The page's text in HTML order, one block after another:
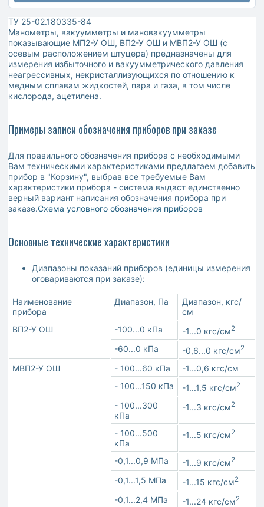
ТУ 25-02.180335-84
Манометры, вакуумметры и мановакуумметры
показывающие МП2-У ОШ, ВП2-У ОШ и МВП2-У ОШ (с
осевым расположением штуцера) предназначены для
измерения избыточного и вакуумметрического давления
неагрессивных, некристаллизующихся по отношению к
медным сплавам жидкостей, пара и газа, в том числе
кислорода, ацетилена.
Примеры записи обозначения приборов при заказе
Для правильного обозначения прибора с необходимыми
Вам техническими характеристиками предлагаем добавить
прибор в "Корзину", выбрав все требуемые Вам
характеристики прибора - система выдаст единственно
верный вариант написания обозначения прибора при
заказе.Схема условного обозначения приборов
Основные технические характеристики
Диапазоны показаний приборов (единицы измерения
оговариваются при заказе):
Наименование
прибора
Диапазон, Па
Диапазон, кгс/
см
ВП2-У ОШ
-100...0 кПа -1...0 кгс/см2
-60...0 кПа -0,6...0 кгс/см2
МВП2-У ОШ - 100...60 кПа
-1...0,6 кгс/см
- 100...150 кПа
-1...1,5 кгс/см2
- 100...300
кПа
-1...3 кгс/см2
- 100...500
кПа
-1...5 кгс/см2
-0,1...0,9 МПа -1...9 кгс/см2
-0,1...1,5 МПа -1...15 кгс/см2
-0,1...2,4 МПа -1...24 кгс/см2